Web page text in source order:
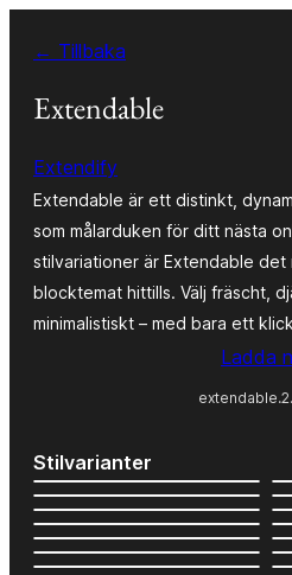
innehåll
← Tillbaka
Extendable
Extendify
Extendable är ett distinkt,
som målarduken för ditt nästa
stilvariationer är Extendable det
blocktemat hittills. Välj fräscht,
minimalistiskt – med bara ett
Ladda
Stilvarianter